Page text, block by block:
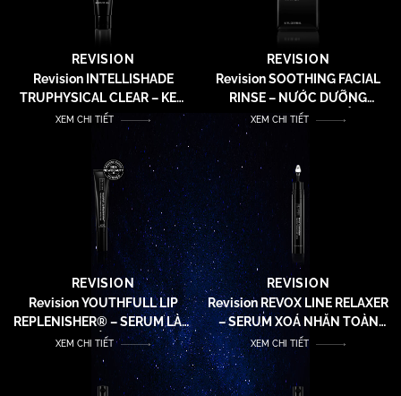
REVISION
Revision INTELLISHADE
TRUPHYSICAL CLEAR – KEM
BẢO VỆ DA VÀ CHỐNG LÃO
HÓA PHỔ RỘNG VỚI 100%
THÀNH PHẦN CHỐNG NẮNG
VẬT LÝ SPF50
XEM CHI TIẾT
REVISION
Revision SOOTHING FACIAL
RINSE – NƯỚC DƯỠNG
CHUYÊN SÂU VÀ CẤP ẨM ĐA
XEM CHI TIẾT
REVISION
Revision YOUTHFULL LIP
REPLENISHER® – SERUM LÀM
ĐẦY, SĂN CHẮC VÀ TRẺ HÓA
DEJ MÔI
XEM CHI TIẾT
REVISION
Revision REVOX LINE RELAXER
– SERUM XOÁ NHĂN TOÀN
DIỆN
XEM CHI TIẾT